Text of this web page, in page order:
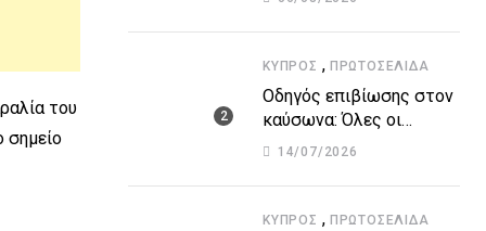
του
σημείο
λίστα με τα ονόματα
ΚΎΠΡΟΣ , ΠΡΩΤΟΣΈΛΙΔΑ
Οδηγός επιβίωσης στον
καύσωνα: Όλες οι
οδηγίες του Υπουργείου
θερμοκρασίες
14/07/2026
ΚΎΠΡΟΣ , ΠΡΩΤΟΣΈΛΙΔΑ